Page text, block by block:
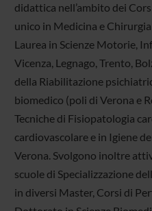
didattica nell’ambito dei
unico in Medicina e
Laurea in Scienze Motorie,
Vicenza, Legnago, Trento,
della Riabilitazione
biomedico (poli di Verona e
Tecniche di Fisiopatologia
cardiovascolare e in Igiene
Verona. Svolgono inoltre
scuole di Specializzazione
in diversi Master, Corsi di